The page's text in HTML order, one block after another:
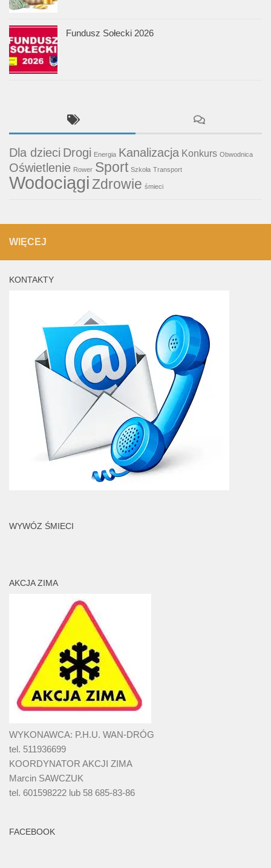
Fundusz Sołecki 2026
Dla dzieci Drogi Energia Kanalizacja Konkurs Obwodnica
Oświetlenie Rower Sport Szkoła Transport
WodociągiZdrowie śmieci
WIĘCEJ
KONTAKTY
WYWÓZ ŚMIECI
AKCJA ZIMA
WYKONAWCA: P.H.U. WAN-DRÓG
tel. 511936699
KOORDYNATOR AKCJI ZIMA
Marcin SAWCZUK
tel. 601598222 lub 58 685-83-86
FACEBOOK